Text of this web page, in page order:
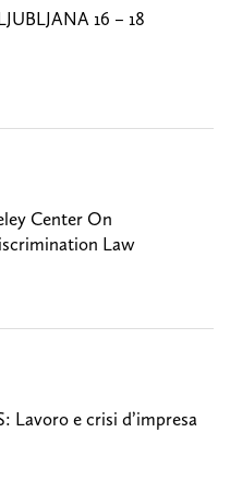
16 – 18
Center On
Law
Lavoro e crisi d’impresa